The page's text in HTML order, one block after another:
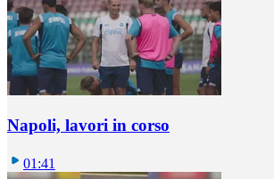
Napoli, lavori in corso
01:41